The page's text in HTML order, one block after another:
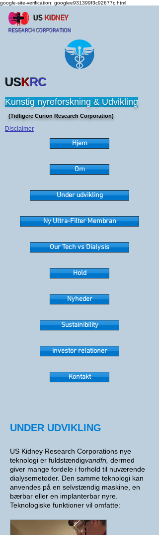
google-site-verification: googlee931399f3c92677c.html
US KIDNEY
RESEARCH CORPORATION
(Tidligere Curion Research Corporation)
USKRC
Kunstig nyreforskning & Udvikling
Disclaimer
Hjem
Om
Under udvikling
Ny Ultra-Filter Membran
Our Tech vs Dialysis
Hold
Nyheder
Sustainibility
investor relationer
Kontakt
UNDER UDVIKLING
US Kidney Research Corporations nye
teknologi er fuldstændigvandfri, dermed
giver mange fordele i forhold til nuværende
dialysemetoder. Den samme teknologi kan
anvendes på en selvstændig maskine, en
bærbar eller en implanterbar nyre.
Teknologiske funktioner vil omfatte: